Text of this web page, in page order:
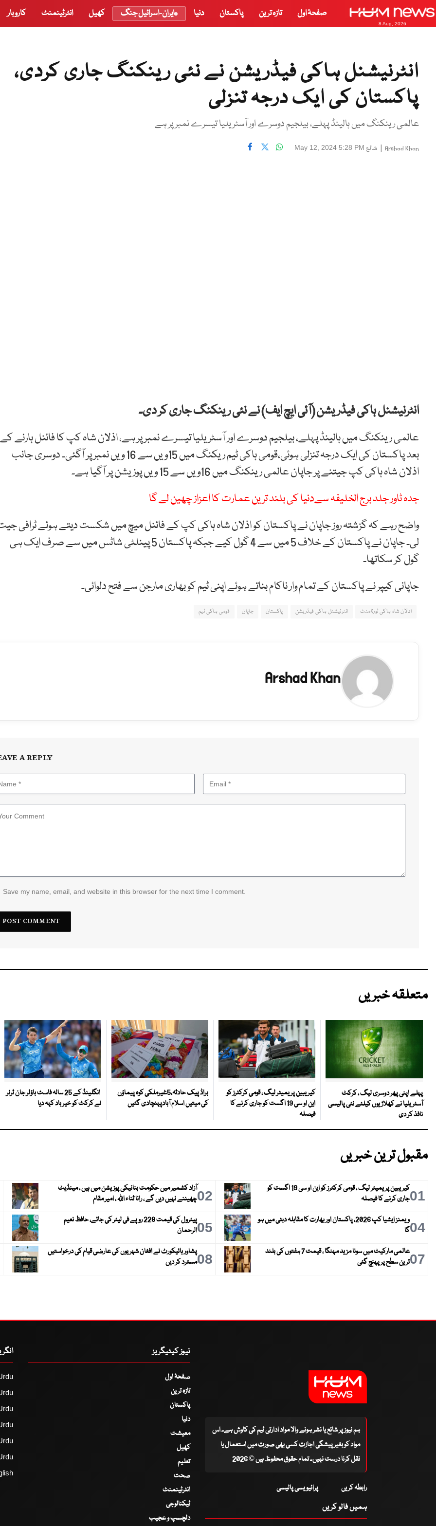
8 Aug, 2026
صفحۂ اول تازہ ترین پاکستان دنیا ایران-اسرائیل جنگ کھیل انٹرٹینمنٹ کاروبار
انٹرنیشنل ہاکی فیڈریشن نے نئی رینکنگ جاری کردی،
پاکستان کی ایک درجہ تنزلی
عالمی رینکنگ میں ہالینڈ پہلے، بیلجیم دوسرے اور آسٹریلیا تیسرے نمبر پر ہے
Arshad Khan
| شائع May 12, 2024 5:28 PM
انٹرنیشنل ہاکی فیڈریشن (آئی ایچ ایف) نے نئی رینکنگ جاری کر دی۔
عالمی رینکنگ میں ہالینڈ پہلے، بیلجیم دوسرے اور آسٹریلیا تیسرے نمبر پر ہے، اذلان شاہ کپ کا فائنل ہارنے کے
بعد پاکستان کی ایک درجہ تنزلی ہوئی،قومی ہاکی ٹیم ریکنگ میں 15ویں سے 16 ویں نمبر پر آگئی۔ دوسری جانب
اذلان شاہ ہاکی کپ جیتنے پر جاپان عالمی رینکنگ میں 16ویں سے 15 ویں پوزیشن پر آگیا ہے۔
جدہ ٹاور جلد برج الخلیفہ سےدنیا کی بلند ترین عمارت کا اعزاز چھین لے گا
واضح رہے کہ گزشتہ روز جاپان نے پاکستان کو اذلان شاہ ہاکی کپ کے فائنل میچ میں شکست دیتے ہوئے ٹرافی
لی۔ جاپان نے پاکستان کے خلاف 5 میں سے 4 گول کیے جبکہ پاکستان 5 پینلٹی شاٹس میں سے صرف ایک ہی
گول کر سکاتھا۔
جاپانی کیپر نے پاکستان کے تمام وار ناکام بناتے ہوئے اپنی ٹیم کو بھاری مارجن سے فتح دلوائی۔
اذلان شاہ ہاکی ٹورنامنٹ انٹرنیشنل ہاکی فیڈریشن پاکستان جاپان قومی ہاکی ٹیم
Arshad Khan
A REPLY
Save my name, email, and website in this browser for the next time I comment.
متعلقہ خبریں
پہلے اپنی پھر دوسری لیگ ، کرکٹ
آسٹریلیا نے کھلاڑیوں کیلئے نئی پالیسی
نافذ کر دی
کیریبین پریمیئر لیگ ، قومی کرکٹرز کو
این او سی 19 اگست کو جاری کرنے کا
فیصلہ
براڈ پیک حادثہ،5غیرملکی کوہ پیماؤں
کی میتیں اسلام آبادپہنچادی گئیں
انگلینڈ کے 25 سالہ فاسٹ باؤلر جان ٹرنر
نے کرکٹ کو خیر باد کہہ دیا
مقبول ترین خبریں
01
کیریبین پریمیئر لیگ ، قومی کرکٹرز کو این او سی 19 اگست کو
جاری کرنے کا فیصلہ
02آزاد کشمیر میں حکومت بنانیکی پوزیشن میں ہیں ، مینڈیٹ
چھیننے نہیں دیں گے ، رانا ثناء اللہ ، امیر مقام
04
ویمنز ایشیا کپ 2026، پاکستان اور بھارت کا مقابلہ دبئی میں ہو
گا
05
پیٹرول کی قیمت 228 روپے فی لیٹر کی جائے، حافظ نعیم
الرحمان
07
عالمی مارکیٹ میں سونا مزید مہنگا ، قیمت 7 ہفتوں کی بلند
ترین سطح پر پہنچ گئی
08پشاور ہائیکورٹ نے افغان شہریوں کی عارضی قیام کی درخواستیں
مسترد کر دیں
ہم نیوز پر شائع یا نشر ہونے والا مواد ادارتی ٹیم کی کاوش ہے۔ اس
مواد کو بغیر پیشگی اجازت کسی بھی صورت میں استعمال یا
نقل کرنا درست نہیں۔ تمام حقوق محفوظ ہیں © 2026
رابطہ کریں پرائیویسی پالیسی
ہمیں فالو کریں
نیوز کیٹیگریز
صفحۂ اول
تازہ ترین
پاکستان
دنیا
معیشت
کھیل
تعلیم
صحت
انٹرٹینمنٹ
ٹیکنالوجی
دلچسپ و عجیب